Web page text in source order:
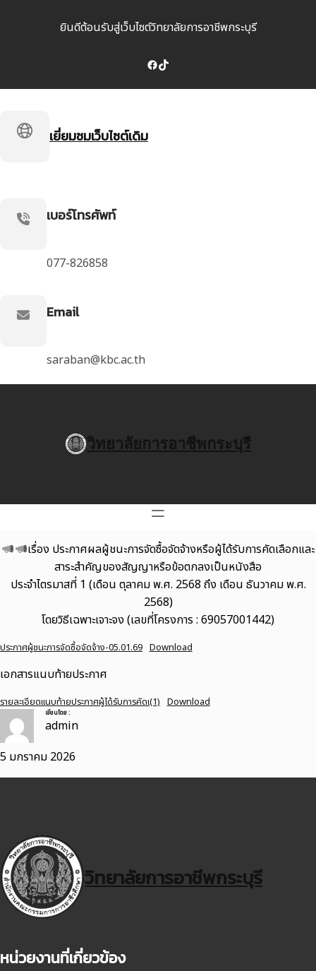
ยินดีต้อนรับสู่เว็บไซต์วิทยาลัยการอาชีพกระบุรี
Facebook TikTok
เยี่ยมชมเว็บไซต์เดิม
เบอร์โทรศัพท์
077-826858
Email
saraban@kbc.ac.th
วิทยาลัยการอาชีพกระบุรี
เรื่อง ประกาศผลผู้ชนะการจัดซื้อจัดจ้างหรือผู้ได้รับการคัดเลือกและ
สาระสำคัญของสัญญาหรือข้อตกลงเป็นหนังสือ
ประจำไตรมาสที่ 1 (เดือน ตุลาคม พ.ศ. 2568 ถึง เดือน ธันวาคม พ.ศ.
2568)
โดยวิธีเฉพาะเจาะจง (เลขที่โครงการ : 69057001442)
ประกาศผู้ชนะการจัดซื้อจัดจ้าง-05.01.69 Download
เอกสารแนบท้ายประกาศ
รายละเอียดแนบท้ายประกาศผู้ได้รับการคัดเ(1) Download
เขียนโดย :
admin
5 มกราคม 2026
วิทยาลัยการอาชีพกระบุรี
หน่วยงานที่เกี่ยวข้อง